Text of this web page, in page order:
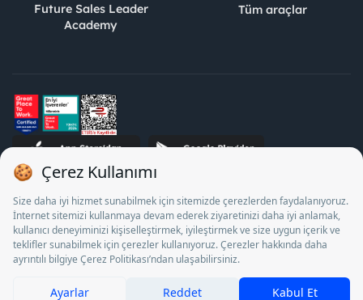
Future Sales Leader
Academy
Tüm araçlar
STJ İnsan Kaynakları Bilişim ve Danışmanlık A.Ş. Özel İstihdam
Bürosu Olarak 13/05/2025 - 12/05/2028 tarihleri arasında
faaliyette bulunmak üzere, Türkiye İş Kurumu tarafından
18/04/2025 tarih ve 18095710 sayılı karar uyarınca 1078 nolu
belge ile faaliyet göstermektedir. 4904 sayılı kanun uyarınca iş
arayanlardan ücret alınması yasaktır.